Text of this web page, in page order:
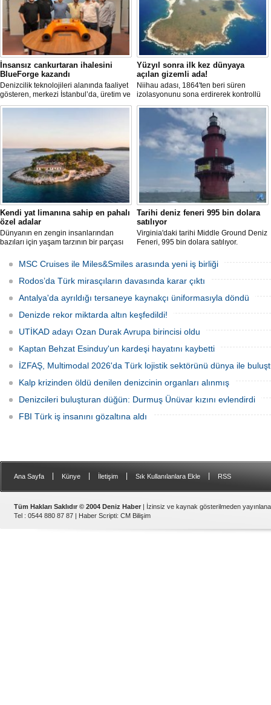
İnsansız cankurtaran ihalesini
BlueForge kazandı
Denizcilik teknolojileri alanında faaliyet
gösteren, merkezi İstanbul’da, üretim ve
Ar-Ge faaliyetlerinin önemli bölümünü
Yüzyıl sonra ilk kez dünyaya
açılan gizemli ada!
Niihau adası, 1864'ten beri süren
izolasyonunu sona erdirerek kontrollü
turist ziyaretlerine açıldı. Ada sakinleri,
modern teknolojiden uzak, katı
kurallarla dolu bir yaşam sürdürüyor.
Kendi yat limanına sahip en pahalı
özel adalar
Dünyanın en zengin insanlarından
bazıları için yaşam tarzının bir parçası
zamanda kendi yat limanı, helikopter
pisti ve seçkin villaları da içeren koca bir
özel adadır.
Tarihi deniz feneri 995 bin dolara
satılıyor
Virginia'daki tarihi Middle Ground Deniz
Feneri, 995 bin dolara satılıyor.
üretebilen bir yaşam alanına
dönüştürüldü.
MSC Cruises ile Miles&Smiles arasında yeni iş birliği
Rodos’da Türk mirasçıların davasında karar çıktı
Antalya'da ayrıldığı tersaneye kaynakçı üniformasıyla döndü
Denizde rekor miktarda altın keşfedildi!
UTİKAD adayı Ozan Durak Avrupa birincisi oldu
Kaptan Behzat Esinduy'un kardeşi hayatını kaybetti
İZFAŞ, Multimodal 2026'da Türk lojistik sektörünü dünya ile
Kalp krizinden öldü denilen denizcinin organları alınmış
Denizcileri buluşturan düğün: Durmuş Ünüvar kızını evlendirdi
FBI Türk iş insanını gözaltına aldı
Ana Sayfa Künye İletişim Sık Kullanılanlara Ekle RSS
Tüm Hakları Saklıdır © 2004 Deniz Haber | İzinsiz ve kaynak gösterilmeden
Tel : 0544 880 87 87 | Haber Scripti: CM Bilişim